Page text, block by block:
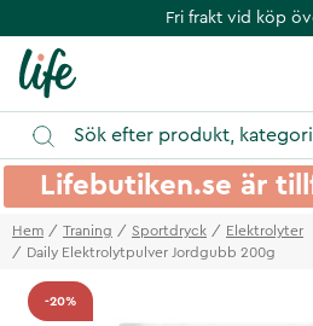
Fri frakt vid köp
Lifebutiken.se är
Hem Traning Sportdryck
Elektrolyter
Daily Elektrolytpulver Jordgubb 200g
-20%